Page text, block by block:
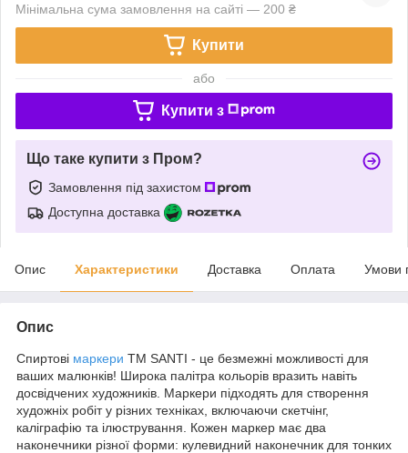
Мінімальна сума замовлення на сайті — 200 ₴
Купити
або
Купити з
Що таке купити з Пром?
Замовлення під захистом
Доступна доставка
Опис Характеристики Доставка Оплата Умови
Опис
Спиртові маркери ТМ SANTI - це безмежні можливості для
ваших малюнків! Широка палітра кольорів вразить навіть
досвідчених художників. Маркери підходять для створення
художніх робіт у різних техніках, включаючи скетчінг,
каліграфію та ілюстрування. Кожен маркер має два
наконечники різної форми: кулевидний наконечник для тонких